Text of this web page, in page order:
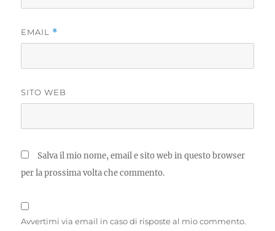
EMAIL *
SITO WEB
Salva il mio nome, email e sito web in questo browser
per la prossima volta che commento.
Avvertimi via email in caso di risposte al mio commento.